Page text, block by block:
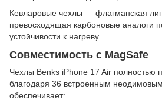
Кевларовые чехлы — флагманская
превосходящая карбоновые аналоги
устойчивости к нагреву.
Совместимость с MagSafe
Чехлы Benks iPhone 17 Air полностью
благодаря 36 встроенным
обеспечивает: